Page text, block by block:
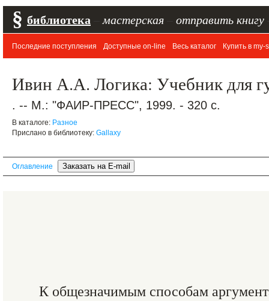
§ библиотека мастерская отправить книгу
Последние поступления Доступные on-line Весь каталог Купить в my-
Ивин А.А. Логика: Учебник для
. -- М.: "ФАИР-ПРЕСС", 1999. - 320 с.
В каталоге: Разное
Прислано в библиотеку: Gallaxy
Оглавление
К общезначимым способам